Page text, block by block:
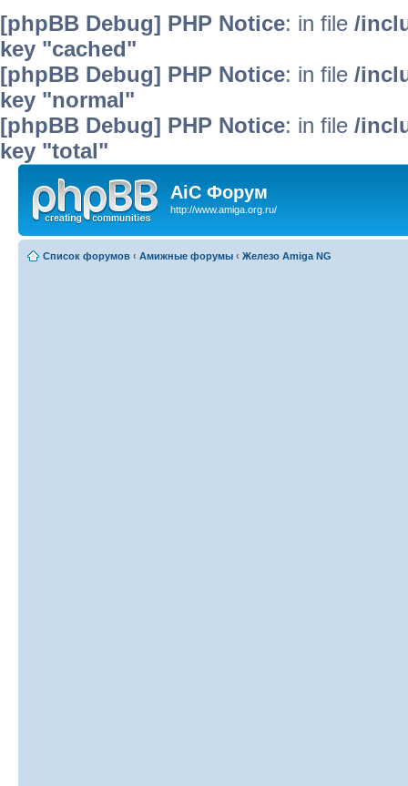
[phpBB Debug] PHP Notice: in file /
key "cached"
[phpBB Debug] PHP Notice: in file /
key "normal"
[phpBB Debug] PHP Notice: in file /
key "total"
AiC Форум
http://www.amiga.org.ru/
Список форумов ‹ Амижные форумы ‹ Железо Amiga NG